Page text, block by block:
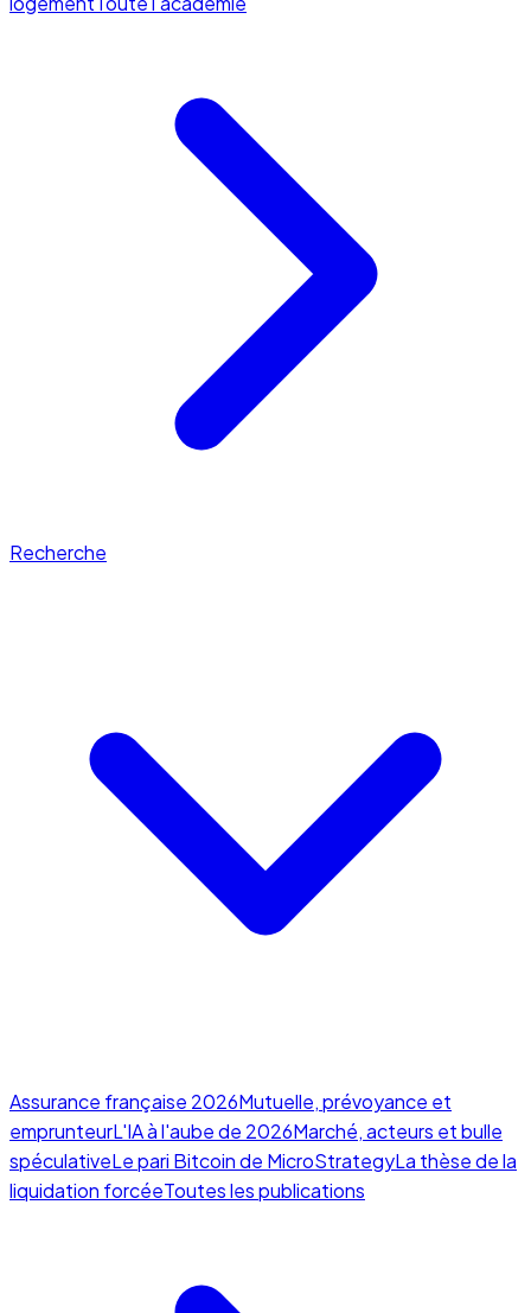
Recherche
Assurance française 2026Mutuelle, prévoyance et
emprunteurL'IA à l'aube de 2026Marché, acteurs et bulle
spéculativeLe pari Bitcoin de MicroStrategyLa thèse de la
liquidation forcéeToutes les publications